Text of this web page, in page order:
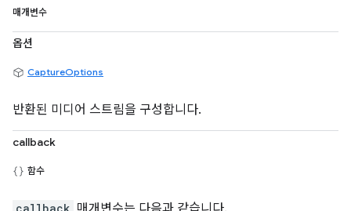
매개변수
옵션
CaptureOptions
반환된 미디어 스트림을 구성합니다.
callback
함수